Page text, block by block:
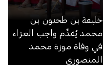
خليفة بن طحنون بن
محمد يُقدِّم واجب العزاء
في وفاة موزة محمد
المنصوري